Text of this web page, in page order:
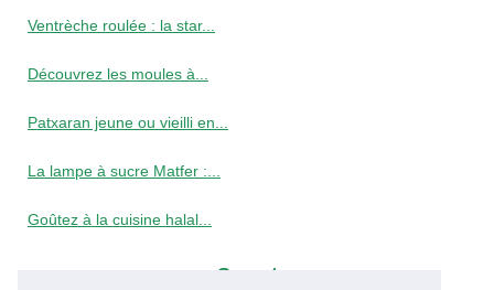
Ventrèche roulée : la star...
Découvrez les moules à...
Patxaran jeune ou vieilli en...
La lampe à sucre Matfer :...
Goûtez à la cuisine halal...
Secret